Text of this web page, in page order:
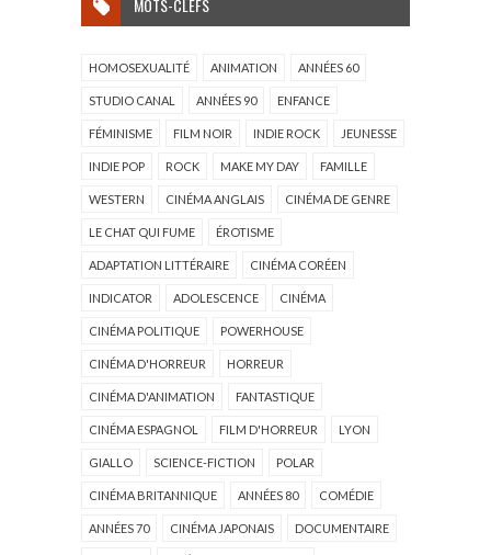
MOTS-CLEFS
HOMOSEXUALITÉ ANIMATION ANNÉES 60
STUDIO CANAL ANNÉES 90 ENFANCE
FÉMINISME FILM NOIR INDIE ROCK JEUNESSE
INDIE POP ROCK MAKE MY DAY FAMILLE
WESTERN CINÉMA ANGLAIS CINÉMA DE GENRE
LE CHAT QUI FUME ÉROTISME
ADAPTATION LITTÉRAIRE CINÉMA CORÉEN
INDICATOR ADOLESCENCE CINÉMA
CINÉMA POLITIQUE POWERHOUSE
CINÉMA D'HORREUR HORREUR
CINÉMA D'ANIMATION FANTASTIQUE
CINÉMA ESPAGNOL FILM D'HORREUR LYON
GIALLO SCIENCE-FICTION POLAR
CINÉMA BRITANNIQUE ANNÉES 80 COMÉDIE
ANNÉES 70 CINÉMA JAPONAIS DOCUMENTAIRE